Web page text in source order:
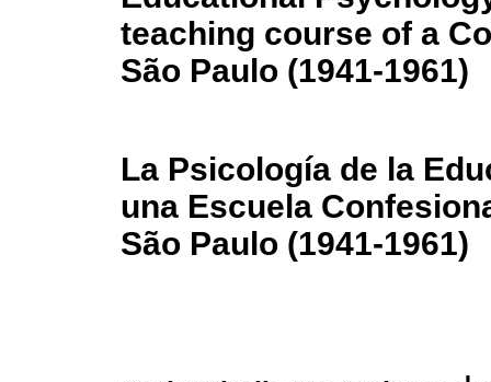
teaching course of a
São Paulo (1941-1961)
La Psicología de la
una Escuela
São Paulo (1941-1961)